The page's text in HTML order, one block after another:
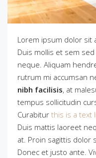
Lorem ipsum dolor sit
Duis mollis et sem
neque. Aliquam
rutrum mi accumsan
nibh facilisis, at
tempus sollicitudin
Curabitur this is a text
Duis mattis laoreet
at. Proin sagittis dolor
Donec et justo ante.